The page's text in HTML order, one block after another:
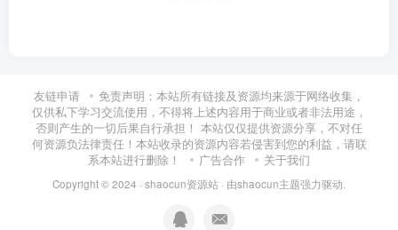
友链申请
免责声明：本站所有链接及资源均来源于网络收集，
仅供私下学习交流使用，不得将上述内容用于商业或者非法用途，
否则产生的一切后果自行承担！ 本站仅仅提供资源分享，不对任
何资源负法律责任！本站收录的资源内容若侵害到您的利益，请联
系本站进行删除！
广告合作 关于我们
Copyright © 2024 · shaocun资源站 · 由shaocun主题强力驱动.